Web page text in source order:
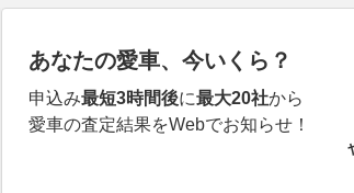
あなたの愛車、今いくら？
申込み最短3時間後に最大20社から
愛車の査定結果をWebでお知らせ！